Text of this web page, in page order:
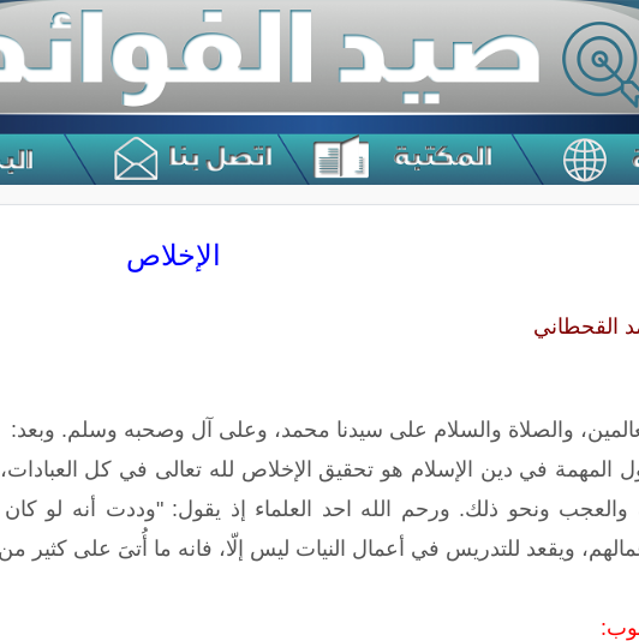
الإخلاص
القحطاني
والصلاة والسلام على سيدنا محمد، وعلى آل وصحبه وسلم. وبعد:
المهمة في دين الإسلام هو تحقيق الإخلاص لله تعالى في كل العبادات،
والعجب ونحو ذلك. ورحم الله احد العلماء إذ يقول: "وددت أنه لو
ويقعد للتدريس في أعمال النيات ليس إلّا، فانه ما أُتىَ على كثير